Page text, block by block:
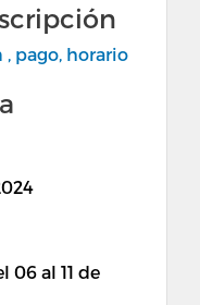
pago, horario
06 al 11 de